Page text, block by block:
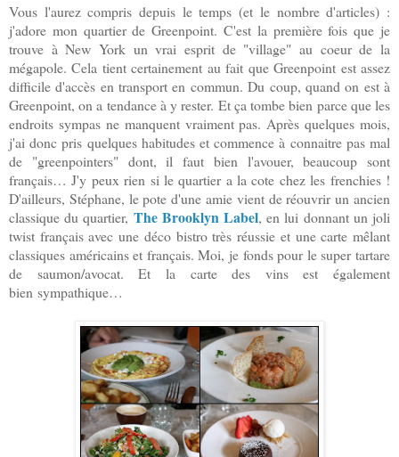
Vous l'aurez compris depuis le temps (et le nombre d'articles) :
j'adore mon quartier de Greenpoint. C'est la première fois que je
trouve à New York un vrai esprit de "village" au coeur de la
mégapole. Cela tient certainement au fait que Greenpoint est assez
difficile d'accès en transport en commun. Du coup, quand on est à
Greenpoint, on a tendance à y rester. Et ça tombe bien parce que les
endroits sympas ne manquent vraiment pas. Après quelques mois,
j'ai donc pris quelques habitudes et commence à connaitre pas mal
de "greenpointers" dont, il faut bien l'avouer, beaucoup sont
français… J'y peux rien si le quartier a la cote chez les frenchies !
D'ailleurs, Stéphane, le pote d'une amie vient de réouvrir un ancien
classique du quartier, The Brooklyn Label, en lui donnant un joli
twist français avec une déco bistro très réussie et une carte mêlant
classiques américains et français. Moi, je fonds pour le super tartare
de saumon/avocat. Et la carte des vins est également
bien sympathique…